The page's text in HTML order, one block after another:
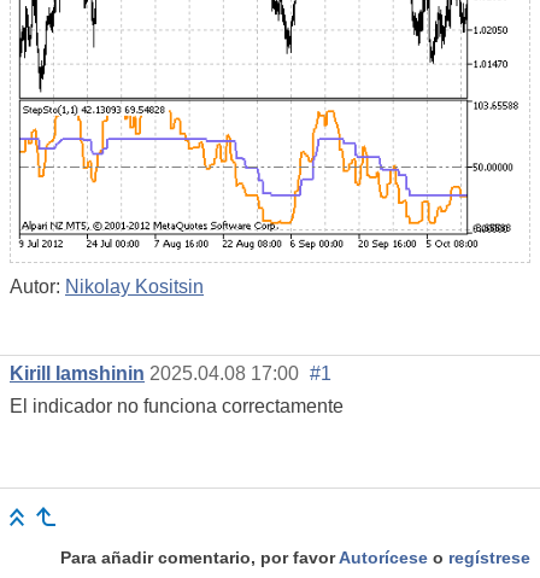
Autor: Nikolay Kositsin
Kirill Iamshinin 2025.04.08 17:00 #1
El indicador no funciona correctamente
Para añadir comentario, por favorAutorícese o regístrese